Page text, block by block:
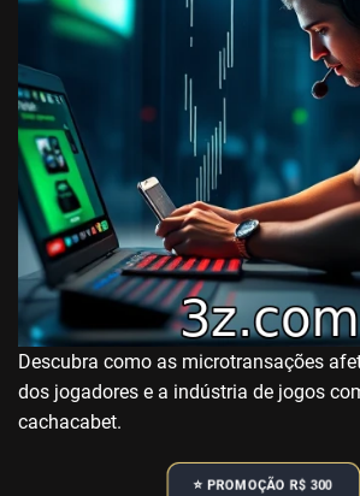
Descubra como as microtransações
dos jogadores e a indústria de jogos
cachacabet.
⭐️ PROMOÇÃO R$ 300